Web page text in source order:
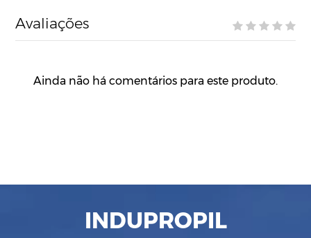
Avaliações
Ainda não há comentários para este produto.
INDUPROPIL